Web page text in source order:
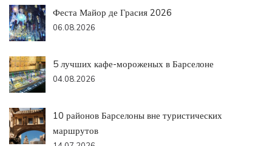
Феста Майор де Грасия 2026
06.08.2026
5 лучших кафе-мороженых в Барселоне
04.08.2026
10 районов Барселоны вне туристических
маршрутов